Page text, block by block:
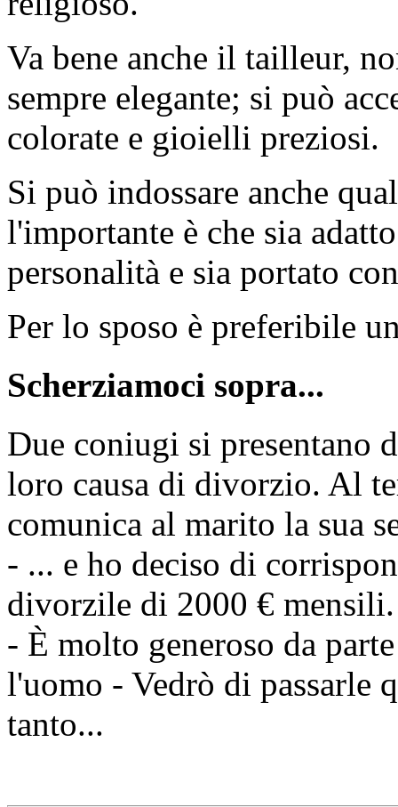
Va bene anche il tailleur,
sempre elegante; si può
colorate e gioielli preziosi.
Si può indossare anche
l'importante è che sia
personalità e sia portato
Per lo sposo è preferibile
Scherziamoci sopra...
Due coniugi si presentano
loro causa di divorzio. Al
comunica al marito la sua
- ... e ho deciso di
divorzile di 2000 € mensili.
- È molto generoso da
l'uomo - Vedrò di passarle
tanto...